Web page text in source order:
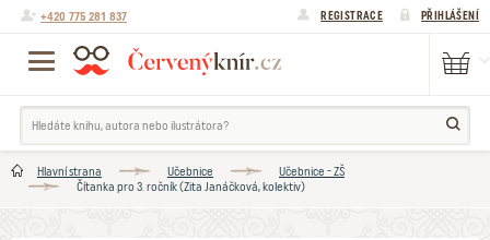
+420 775 281 837 REGISTRACE PŘIHLÁŠENÍ
Hlavní strana Učebnice
Učebnice - ZŠ
Čítanka pro 3. ročník (Zita Janáčková, kolektiv)